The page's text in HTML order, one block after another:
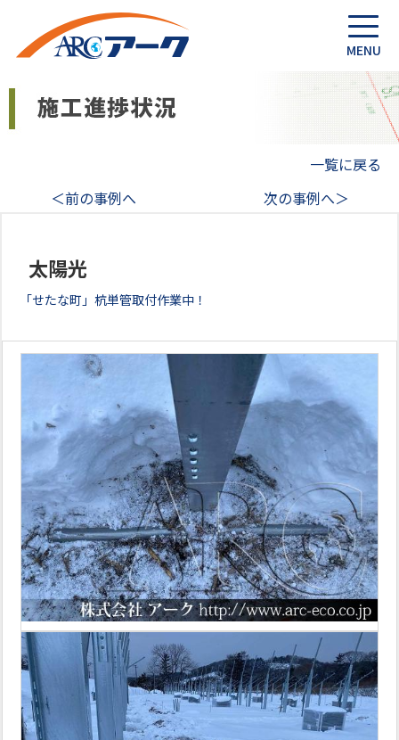
一覧に戻る
＜前の事例へ
次の事例へ＞
太陽光
「せたな町」杭単管取付作業中！